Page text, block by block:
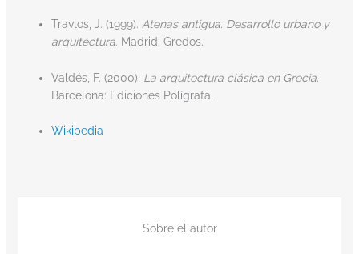
Travlos, J. (1999). Atenas antigua. Desarrollo urbano y
arquitectura. Madrid: Gredos.
Valdés, F. (2000). La arquitectura clásica en Grecia.
Barcelona: Ediciones Polígrafa.
Wikipedia
Sobre el autor